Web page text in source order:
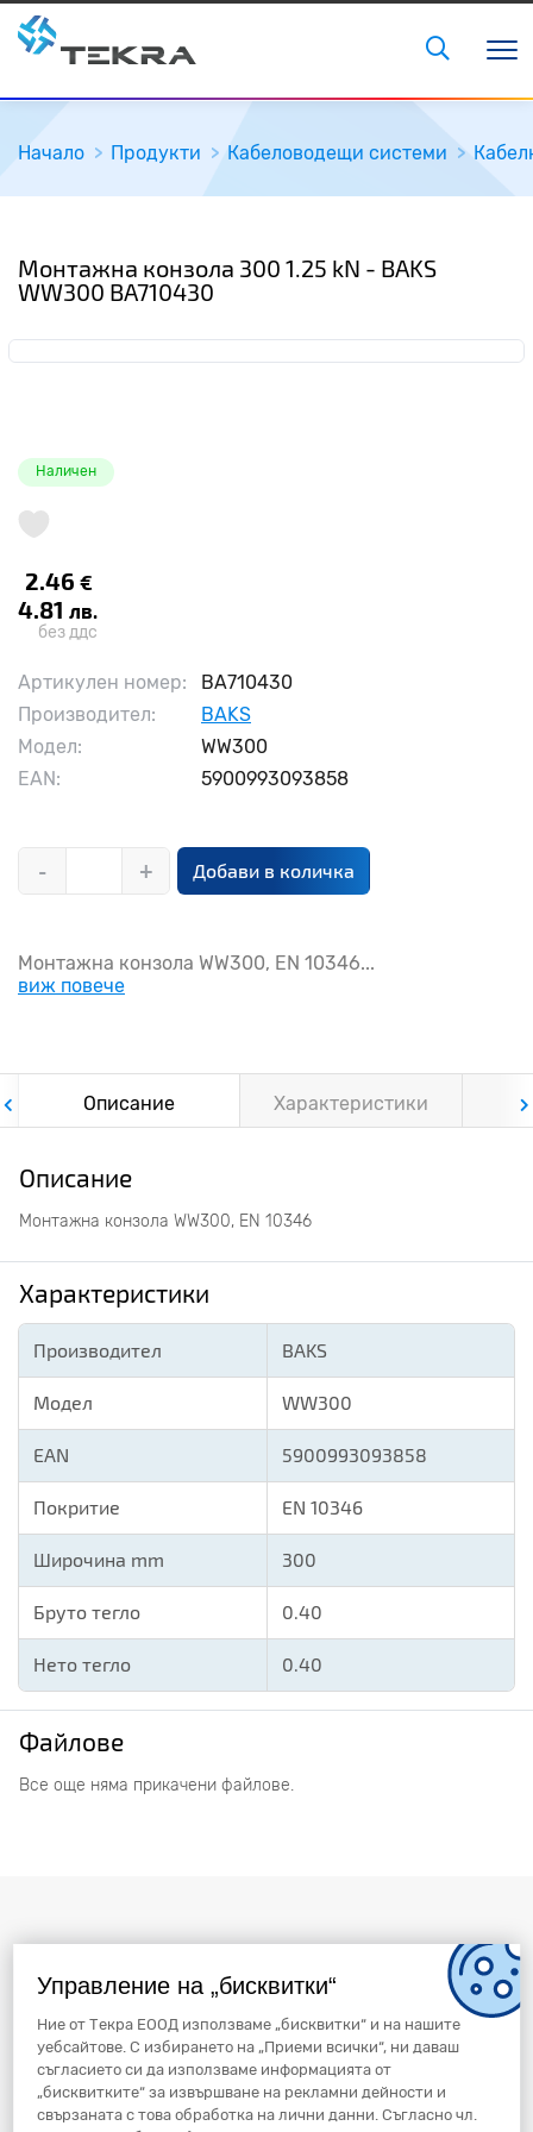
Управление на „бисквитки“
Ние от Текра ЕООД използваме „бисквитки“ и на нашите
уебсайтове. С избирането на „Приеми всички“, ни даваш
съгласието си да използваме информацията от
„бисквитките“ за извършване на рекламни дейности и
свързаната с това обработка на лични данни. Съгласно чл.
Начало Продукти Кабеловодещи системи
Монтажна конзола 300 1.25 kN - BAKS
WW300 BA710430
Наличен
2.46 €
4.81 лв.
без ддс
Артикулен номер:
BA710430
Производител:
BAKS
Модел:
WW300
EAN:
5900993093858
- + Добави в количка
Монтажна конзола WW300, EN 10346...
виж повече
Описание Характеристики
Описание
Монтажна конзола WW300, EN 10346
Характеристики
Производител BAKS
Модел WW300
EAN 5900993093858
Покритие EN 10346
Широчина mm 300
Бруто тегло 0.40
Нето тегло 0.40
Файлове
Все още няма прикачени файлове.